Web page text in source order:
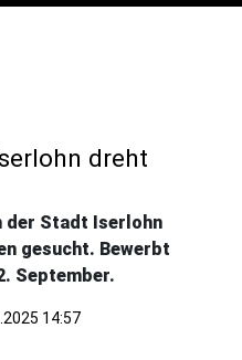
dreht
der Stadt Iserlohn
gesucht. Bewerbt
September.
14:57